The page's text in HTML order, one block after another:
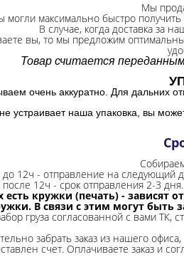
Мы
могли максимально быстро
В случае, когда доставка за
вы, то мы предложим
Товар считается
очень аккуратно. Для дальних
устраивает наша упаковка, вы
до 12ч - отправление на следующий
12ч - срок отправления 2-3 дня.
есть кружки (печать) - зависят
В связи с этим могут быть
груза согласованной с вами ТК,
забрать заказ из нашего офиса,
счет. Оплачиваете заказ и